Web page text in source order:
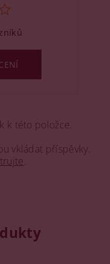
k této položce.
vkládat příspěvky.